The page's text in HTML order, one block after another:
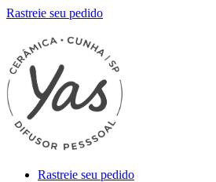
Rastreie seu pedido
Rastreie seu pedido